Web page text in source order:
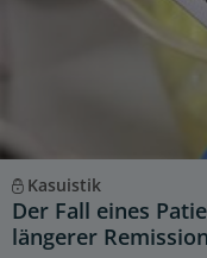
Kasuistik
Der Fall eines
längerer Remission